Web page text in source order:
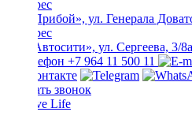
ТЦ «Прибой», ул. Генерала
ТЦ «Автосити», ул. Сергеева, 3/
+7 964 11 500 11
Заказать звонок